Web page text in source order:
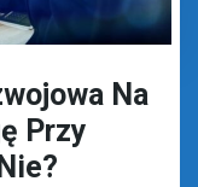
Na
Przy